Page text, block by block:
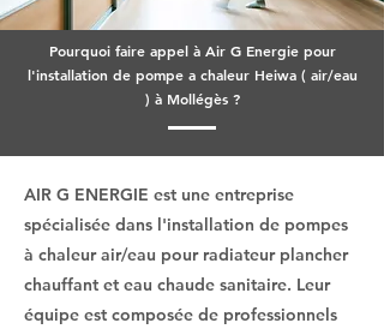
Pourquoi faire appel à Air G Energie pour
l'installation de pompe a chaleur Heiwa ( air/eau
) à Mollégès ?
AIR G ENERGIE est une entreprise
spécialisée dans l'installation de pompes
à chaleur air/eau pour radiateur plancher
chauffant et eau chaude sanitaire. Leur
équipe est composée de professionnels